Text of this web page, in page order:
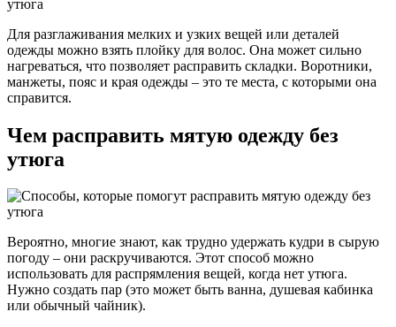
Для разглаживания мелких и узких вещей или деталей
одежды можно взять плойку для волос. Она может сильно
нагреваться, что позволяет расправить складки. Воротники,
манжеты, пояс и края одежды – это те места, с которыми она
справится.
Чем расправить мятую одежду без
утюга
Вероятно, многие знают, как трудно удержать кудри в сырую
погоду – они раскручиваются. Этот способ можно
использовать для распрямления вещей, когда нет утюга.
Нужно создать пар (это может быть ванна, душевая кабинка
или обычный чайник).